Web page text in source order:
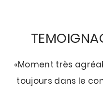
«Moment très
toujours dans le